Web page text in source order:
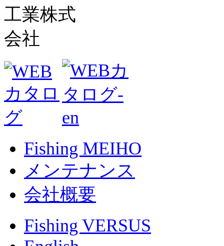
Fishing MEIHO
メンテナンス
会社概要
Fishing VERSUS